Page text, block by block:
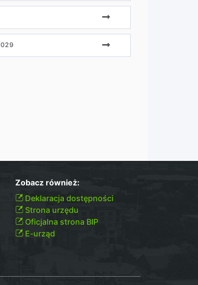
Zobacz również:
Deklaracja dostępności
Strona urzędu
Oficjalna strona BIP
E-urząd